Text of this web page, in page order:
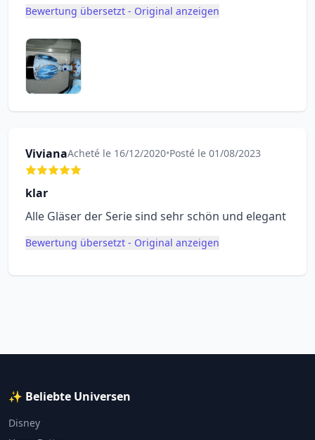
Bewertung übersetzt - Original anzeigen
VivianaAcheté le 16/12/2020•Posté le 01/08/2023
klar
Alle Gläser der Serie sind sehr schön und elegant
Bewertung übersetzt - Original anzeigen
✨ Beliebte Universen
Disney